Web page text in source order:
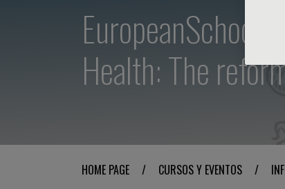
Health: The
HOME PAGE / CURSOS Y EVENTOS /